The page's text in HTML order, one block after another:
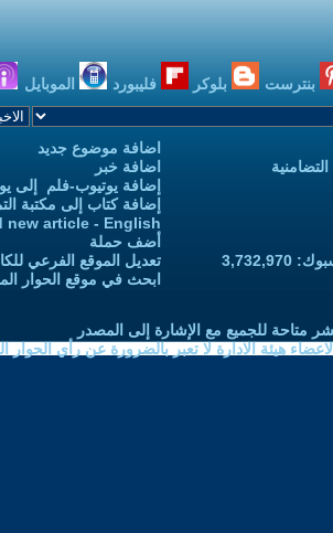
بنترست بلوكر فليبورد الموبايل
اضافة موضوع جديد
اضافة خبر
إضافة يوتيوب-فلم إلى
إضافة كتاب إلى مكتبة
new article - English
أضف حملة
تعديل الموقع الفرعي
ابحث في موقع الحوار
متاحة للجميع مع الإشارة إلى المصدر
هيئة الادارة لا تعبر بالضرورة عن رأي الحوار